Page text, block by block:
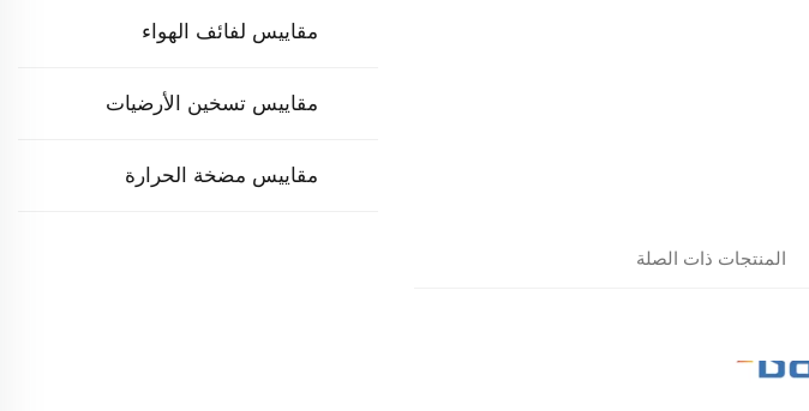
مقاييس لفائف الهواء
مقاييس تسخين الأرضيات
مقاييس مضخة الحرارة
المنتجات ذات الصلة